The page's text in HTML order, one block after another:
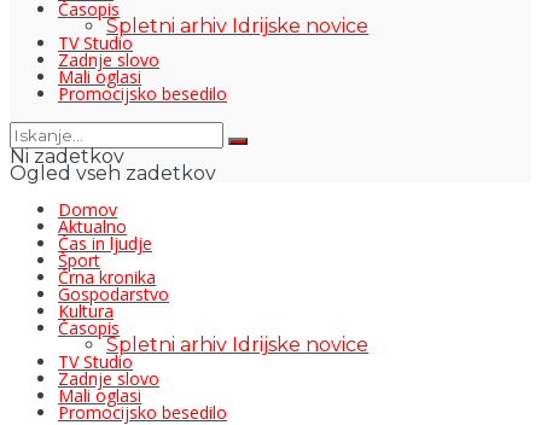
Časopis
Spletni arhiv Idrijske novice
TV Studio
Zadnje slovo
Mali oglasi
Promocijsko besedilo
Ni zadetkov
Ogled vseh zadetkov
Domov
Aktualno
Čas in ljudje
Šport
Črna kronika
Gospodarstvo
Kultura
Časopis
Spletni arhiv Idrijske novice
TV Studio
Zadnje slovo
Mali oglasi
Promocijsko besedilo